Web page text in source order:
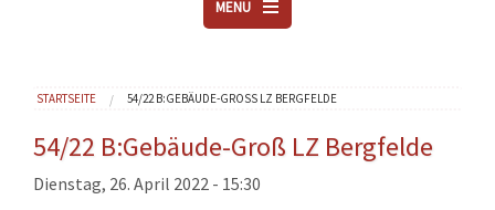
MENU
VEREINE
AKTUELLES
DOWNLOADS
Sie sind hier
STARTSEITE 54/22 B:GEBÄUDE-GROSS LZ BERGFELDE
54/22 B:Gebäude-Groß LZ Bergfelde
Dienstag, 26. April 2022 - 15:30